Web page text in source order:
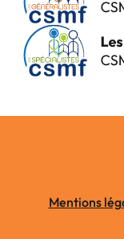
Mentions